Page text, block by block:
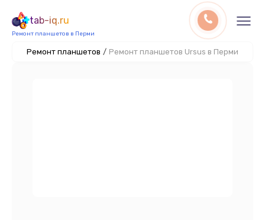
tab-iq.ru
Ремонт планшетов в Перми
Ремонт планшетов / Ремонт планшетов Ursus в Перми